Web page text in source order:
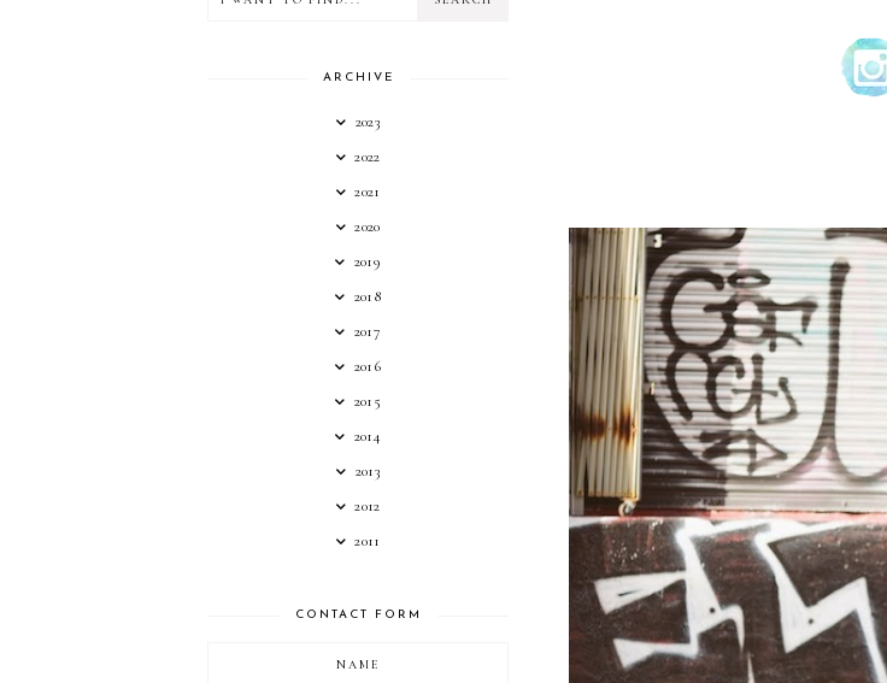
ARCHIVE
2023
2022
2021
2020
2019
2018
2017
2016
2015
2014
2013
2012
2011
CONTACT FORM